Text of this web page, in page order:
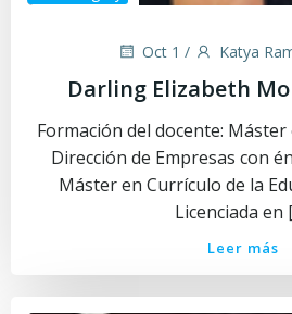
Oct 1 / Katya
Darling Elizabeth
Formación del docente:
Dirección de Empresas con
Máster en Currículo de la
Licenciada en
Leer más